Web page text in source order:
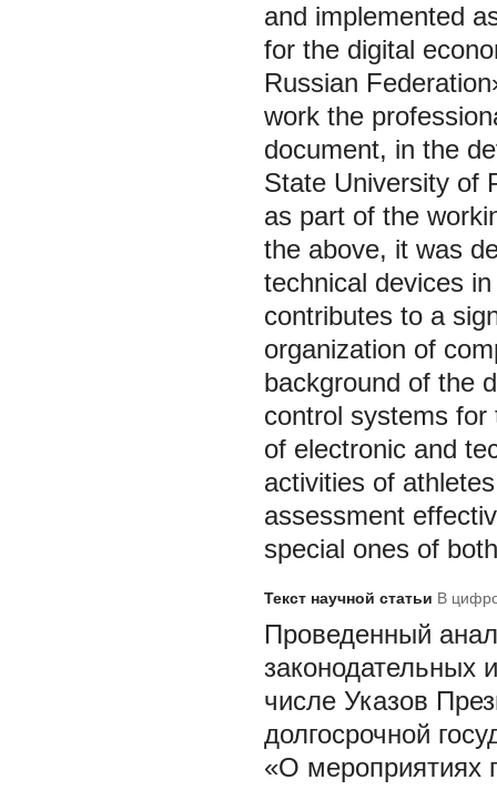
and implemented
for the digital
Russian
work the
document, in the
State University of
as part of the
the above, it was
technical devices
contributes to a
organization of
background of the
control systems
of electronic and
activities of
assessment
special ones of
Текст научной статьи В
Проведенный
законодательных
числе Указов
долгосрочной
«О мероприятиях